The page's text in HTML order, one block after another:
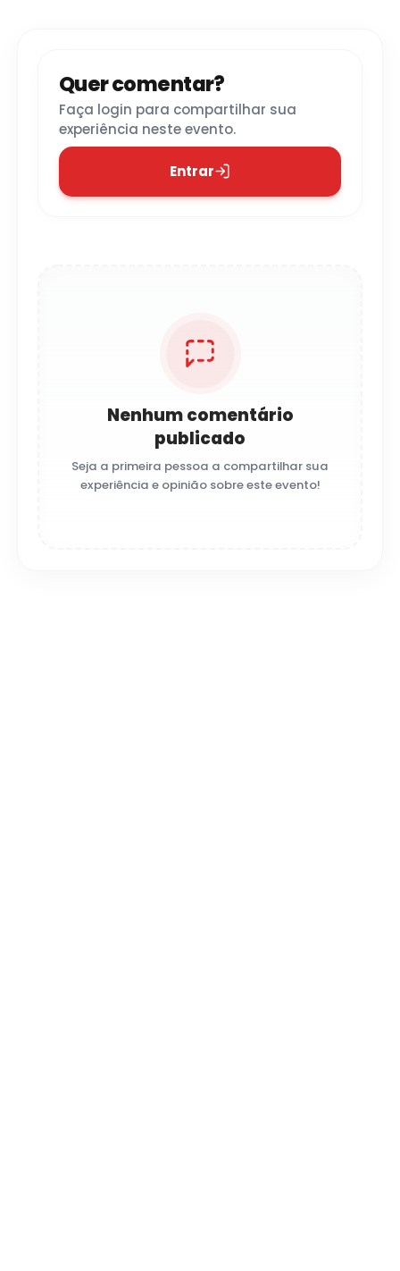
Quer comentar?
Faça login para compartilhar sua
experiência neste evento.
Entrar
Nenhum comentário
publicado
Seja a primeira pessoa a compartilhar sua
experiência e opinião sobre este evento!